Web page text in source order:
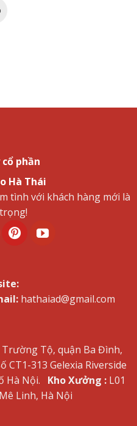
phần
Hà Thái
tình với khách hàng mới là
hathaiad@gmail.com
Trường Tộ, quận Ba Đình,
CT1-313 Gelexia Riverside
Hà Nội.
Kho Xưởng :L01
Linh, Hà Nội